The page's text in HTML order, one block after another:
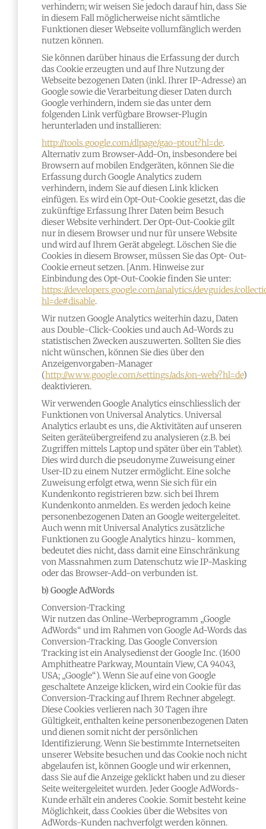
verhindern; wir weisen Sie jedoch darauf hin, dass Sie
in diesem Fall möglicherweise nicht sämtliche
Funktionen dieser Webseite vollumfänglich werden
nutzen können.
Sie können darüber hinaus die Erfassung der durch
das Cookie erzeugten und auf Ihre Nutzung der
Webseite bezogenen Daten (inkl. Ihrer IP-Adresse) an
Google sowie die Verarbeitung dieser Daten durch
Google verhindern, indem sie das unter dem
folgenden Link verfügbare Browser-Plugin
herunterladen und installieren:
http://tools.google.com/dlpage/gao-ptout?hl=de.
Alternativ zum Browser-Add-On, insbesondere bei
Browsern auf mobilen Endgeräten, können Sie die
Erfassung durch Google Analytics zudem
verhindern, indem Sieauf diesen Link klicken
einfügen. Es wird ein Opt-Out-Cookie gesetzt, das die
zukünftige Erfassung Ihrer Daten beim Besuch
dieser Website verhindert. Der Opt-Out-Cookie gilt
nur in diesem Browser und nur für unsere Website
und wird auf Ihrem Gerät abgelegt. Löschen Sie die
Cookies in diesem Browser, müssen Sie das Opt- Out-
Cookie erneut setzen. [Anm. Hinweise zur
Einbindung des Opt-Out-Cookie finden Sie unter:
https://developers.google.com/analytics/devguides/
hl=de#disable.
Wir nutzen Google Analytics weiterhin dazu, Daten
aus Double-Click-Cookies und auch Ad-Words zu
statistischen Zwecken auszuwerten. Sollten Sie dies
nicht wünschen, können Sie dies über den
Anzeigenvorgaben-Manager
(http://www.google.com/settings/ads/on-web/?hl=de)
deaktivieren.
Wir verwenden Google Analytics einschliesslich der
Funktionen von Universal Analytics. Universal
Analytics erlaubt es uns, die Aktivitäten auf unseren
Seiten geräteübergreifend zu analysieren (z.B. bei
Zugriffen mittels Laptop und später über ein Tablet).
Dies wird durch die pseudonyme Zuweisung einer
User-ID zu einem Nutzer ermöglicht. Eine solche
Zuweisung erfolgt etwa, wenn Sie sich für ein
Kundenkonto registrieren bzw. sich bei Ihrem
Kundenkonto anmelden. Es werden jedoch keine
personenbezogenen Daten an Google weitergeleitet.
Auch wenn mit Universal Analytics zusätzliche
Funktionen zu Google Analytics hinzu- kommen,
bedeutet dies nicht, dass damit eine Einschränkung
von Massnahmen zum Datenschutz wie IP-Masking
oder das Browser-Add-on verbunden ist.
b) Google AdWords
Conversion-Tracking
Wir nutzen das Online-Werbeprogramm „Google
AdWords“ und im Rahmen von Google Ad-Words das
Conversion-Tracking. Das Google Conversion
Tracking ist ein Analysedienst der Google Inc. (1600
Amphitheatre Parkway, Mountain View, CA 94043,
USA; „Google“). Wenn Sie auf eine von Google
geschaltete Anzeige klicken, wird ein Cookie für das
Conversion-Tracking auf Ihrem Rechner abgelegt.
Diese Cookies verlieren nach 30 Tagen ihre
Gültigkeit, enthalten keine personenbezogenen Daten
und dienen somit nicht der persönlichen
Identifizierung. Wenn Sie bestimmte Internetseiten
unserer Website besuchen und das Cookie noch nicht
abgelaufen ist, können Google und wir erkennen,
dass Sie auf die Anzeige geklickt haben und zu dieser
Seite weitergeleitet wurden. Jeder Google AdWords-
Kunde erhält ein anderes Cookie. Somit besteht keine
Möglichkeit, dass Cookies über die Websites von
AdWords-Kunden nachverfolgt werden können.